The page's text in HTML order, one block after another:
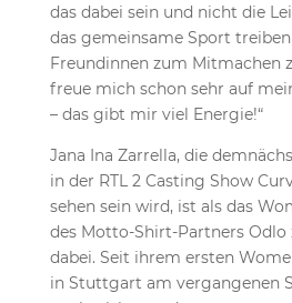
das dabei sein und nicht die
das gemeinsame Sport
Freundinnen zum Mitmachen
freue mich schon sehr auf
– das gibt mir viel Energie!“
Jana Ina Zarrella, die
in der RTL 2 Casting Show
sehen sein wird, ist als das
des Motto-Shirt-Partners Odlo
dabei. Seit ihrem ersten
in Stuttgart am vergangenen